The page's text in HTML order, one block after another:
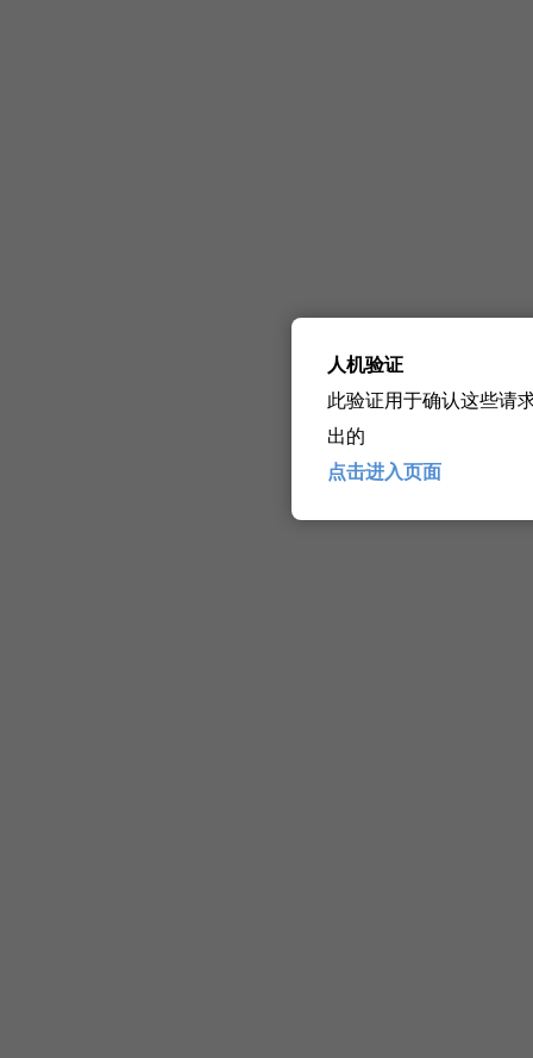
人机验证
此验证用于确认这些请
出的
点击进入页面